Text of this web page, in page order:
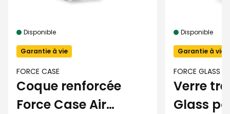
Disponible
Garantie à vie
FORCE CASE
Coque renforcée
Force Case Air
Disponible
Garantie à vie
FORCE GLASS
Verre
Glass